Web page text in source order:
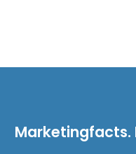
Marketingfacts.